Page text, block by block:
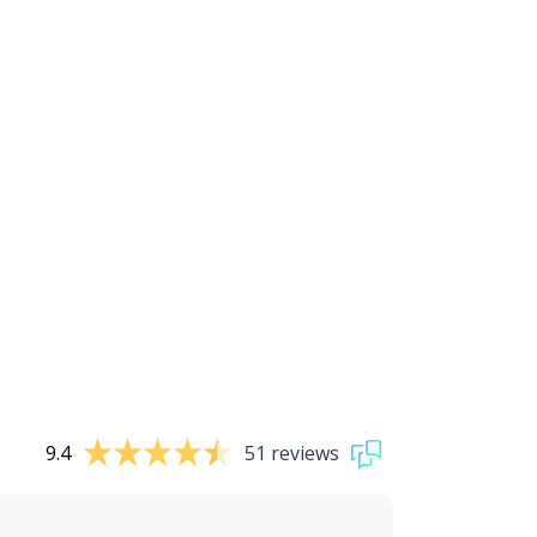
9.4 51 reviews